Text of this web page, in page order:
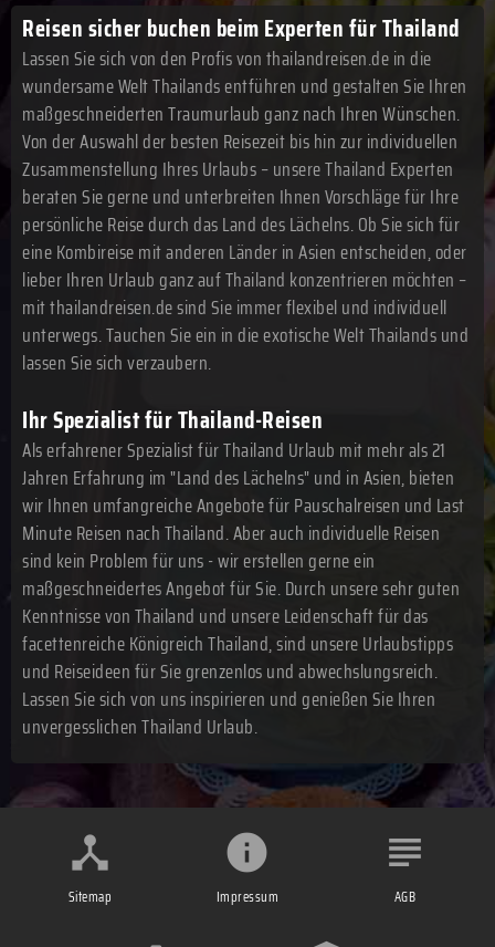
Reisen sicher buchen beim Experten für Thailand
Lassen Sie sich von den Profis von thailandreisen.de in die
wundersame Welt Thailands entführen und gestalten Sie Ihren
maßgeschneiderten Traumurlaub ganz nach Ihren Wünschen.
Von der Auswahl der besten Reisezeit bis hin zur individuellen
Zusammenstellung Ihres Urlaubs – unsere Thailand Experten
beraten Sie gerne und unterbreiten Ihnen Vorschläge für Ihre
persönliche Reise durch das Land des Lächelns. Ob Sie sich für
eine Kombireise mit anderen Länder in Asien entscheiden, oder
lieber Ihren Urlaub ganz auf Thailand konzentrieren möchten –
mit thailandreisen.de sind Sie immer flexibel und individuell
unterwegs. Tauchen Sie ein in die exotische Welt Thailands und
lassen Sie sich verzaubern.
Ihr Spezialist für Thailand-Reisen
Als erfahrener Spezialist für Thailand Urlaub mit mehr als 21
Jahren Erfahrung im "Land des Lächelns" und in Asien, bieten
wir Ihnen umfangreiche Angebote für Pauschalreisen und Last
Minute Reisen nach Thailand. Aber auch individuelle Reisen
sind kein Problem für uns - wir erstellen gerne ein
maßgeschneidertes Angebot für Sie. Durch unsere sehr guten
Kenntnisse von Thailand und unsere Leidenschaft für das
facettenreiche Königreich Thailand, sind unsere Urlaubstipps
und Reiseideen für Sie grenzenlos und abwechslungsreich.
Lassen Sie sich von uns inspirieren und genießen Sie Ihren
unvergesslichen Thailand Urlaub.
Sitemap Impressum AGB